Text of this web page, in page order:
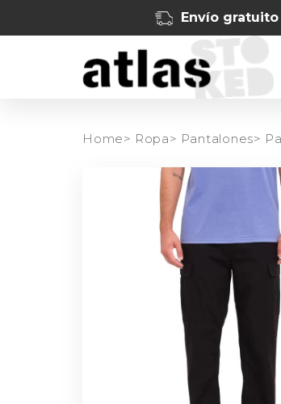
Envío gratuito
Home> Ropa> Pantalones>